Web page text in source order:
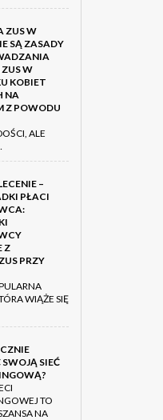
ZUS W
SĄ ZASADY
W
KOBIET
NA
Z POWODU
ALE
–
PŁACI
Z
PRZY
WIĄŻE SIĘ
SIEĆ
TO
NA